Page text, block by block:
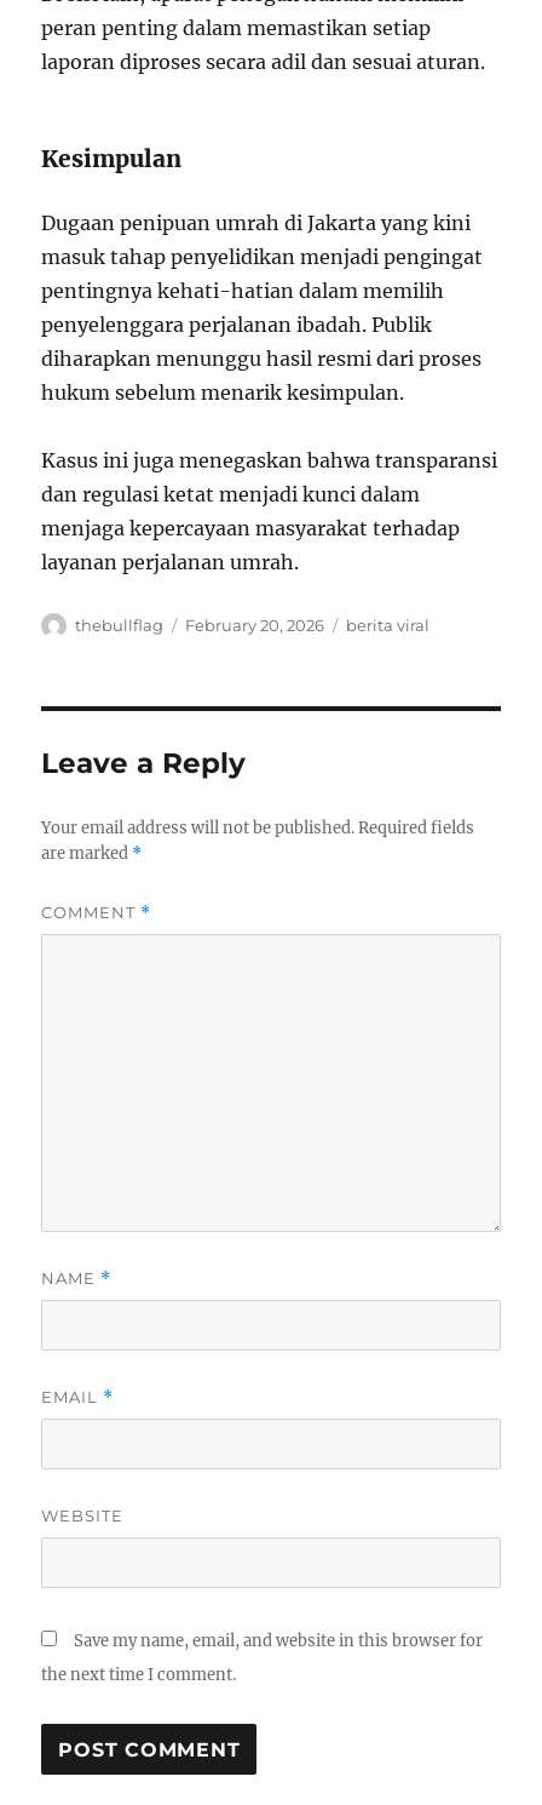
peran penting dalam memastikan setiap
laporan diproses secara adil dan sesuai aturan.
Kesimpulan
Dugaan penipuan umrah di Jakarta yang kini
masuk tahap penyelidikan menjadi pengingat
pentingnya kehati-hatian dalam memilih
penyelenggara perjalanan ibadah. Publik
diharapkan menunggu hasil resmi dari proses
hukum sebelum menarik kesimpulan.
Kasus ini juga menegaskan bahwa transparansi
dan regulasi ketat menjadi kunci dalam
menjaga kepercayaan masyarakat terhadap
layanan perjalanan umrah.
Author
thebullflag
Posted
February 20, 2026 Categories
berita viral
Leave a Reply
Your email address will not be published. Required fields
are marked *
COMMENT *
NAME *
EMAIL *
WEBSITE
Save my name, email, and website in this browser for
the next time I comment.